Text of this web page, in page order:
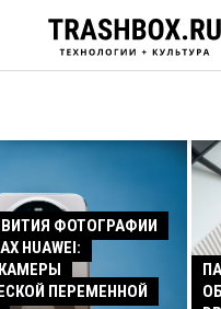
ФОТОГРАФИИ
HUAWEI:
ПЕРЕМЕННОЙ